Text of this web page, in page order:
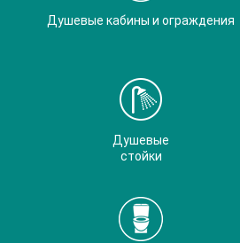
Душевые кабины и ограждения
Душевые
стойки